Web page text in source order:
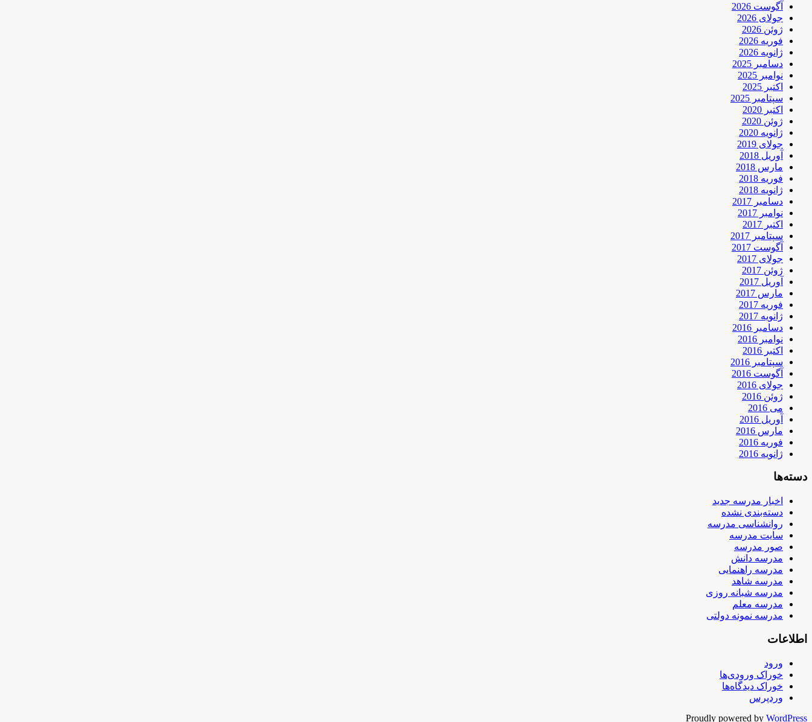
آگوست 2026
جولای 2026
ژوئن 2026
فوریه 2026
ژانویه 2026
دسامبر 2025
نوامبر 2025
اکتبر 2025
سپتامبر 2025
اکتبر 2020
ژوئن 2020
ژانویه 2020
جولای 2019
آوریل 2018
مارس 2018
فوریه 2018
ژانویه 2018
دسامبر 2017
نوامبر 2017
اکتبر 2017
سپتامبر 2017
آگوست 2017
جولای 2017
ژوئن 2017
آوریل 2017
مارس 2017
فوریه 2017
ژانویه 2017
دسامبر 2016
نوامبر 2016
اکتبر 2016
سپتامبر 2016
آگوست 2016
جولای 2016
ژوئن 2016
می 2016
آوریل 2016
مارس 2016
فوریه 2016
ژانویه 2016
دسته‌ها
اخبار مدرسه جدید
دسته‌بندی نشده
روانشناسی مدرسه
سایت مدرسه
صور مدرسه
مدرسه دانش
مدرسه راهنمایی
مدرسه شاهد
مدرسه شبانه روزی
مدرسه معلم
مدرسه نمونه دولتی
اطلاعات
ورود
خوراک ورودی‌ها
خوراک دیدگاه‌ها
وردپرس
Proudly powered by WordPress